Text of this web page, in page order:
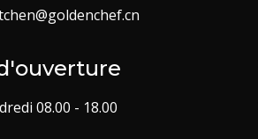
08.00 - 18.00